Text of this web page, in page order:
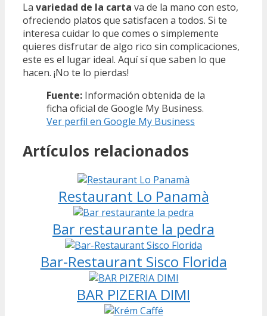
La variedad de la carta va de la mano con esto,
ofreciendo platos que satisfacen a todos. Si te
interesa cuidar lo que comes o simplemente
quieres disfrutar de algo rico sin complicaciones,
este es el lugar ideal. Aquí sí que saben lo que
hacen. ¡No te lo pierdas!
Fuente: Información obtenida de la
ficha oficial de Google My Business.
Ver perfil en Google My Business
Artículos relacionados
Restaurant Lo Panamà
Bar restaurante la pedra
Bar-Restaurant Sisco Florida
BAR PIZERIA DIMI